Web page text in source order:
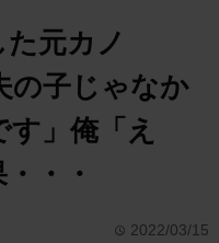
元カノ
の子じゃなか
」俺「え
・・
time 2022/03/15